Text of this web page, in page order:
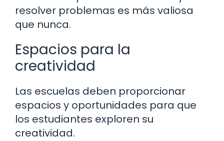
resolver problemas es más valiosa
que nunca.
Espacios para la
creatividad
Las escuelas deben proporcionar
espacios y oportunidades para que
los estudiantes exploren su
creatividad.